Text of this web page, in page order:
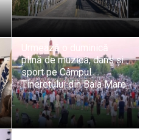
Urmează o duminică
plină de muzică, dans și
sport pe Câmpul
Tineretului din Baia Mare